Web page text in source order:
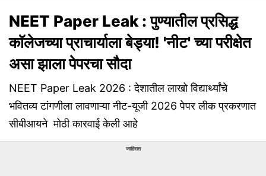
NEET Paper Leak : पुण्यातील प्रसिद्ध
कॉलेजच्या प्राचार्याला बेड्या! 'नीट' च्या परीक्षेत
असा झाला पेपरचा सौदा
NEET Paper Leak 2026 : देशातील लाखो विद्यार्थ्यांचे
भवितव्य टांगणीला लावणाऱ्या नीट-यूजी 2026 पेपर लीक प्रकरणात
सीबीआयने मोठी कारवाई केली आहे
जाहिरात